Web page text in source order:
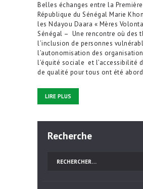
Belles échanges entre la
République du Sénégal Marie
les Ndayou Daara « Mères
Sénégal – Une rencontre où des
l’inclusion de personnes
l’autonomisation des
l’équité sociale et l’accessibilité
de qualité pour tous ont été
LIRE PLUS
Recherche